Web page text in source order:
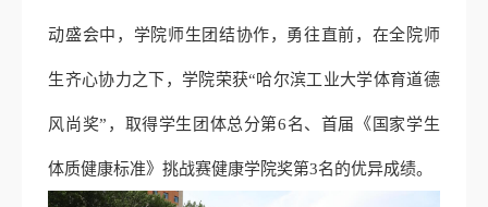
动盛会中，学院师生团结协作，勇往直前，在全院师
生齐心协力之下，学院荣获“哈尔滨工业大学体育道德
风尚奖”，取得学生团体总分第6名、首届《国家学生
体质健康标准》挑战赛健康学院奖第3名的优异成绩。